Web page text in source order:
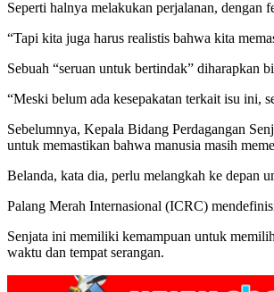
Seperti halnya melakukan perjalanan, dengan
“Tapi kita juga harus realistis bahwa kita
Sebuah “seruan untuk bertindak” diharapkan
“Meski belum ada kesepakatan terkait isu ini,
Sebelumnya, Kepala Bidang Perdagangan
untuk memastikan bahwa manusia masih
Belanda, kata dia, perlu melangkah ke depan
Palang Merah Internasional (ICRC)
Senjata ini memiliki kemampuan untuk
waktu dan tempat serangan.